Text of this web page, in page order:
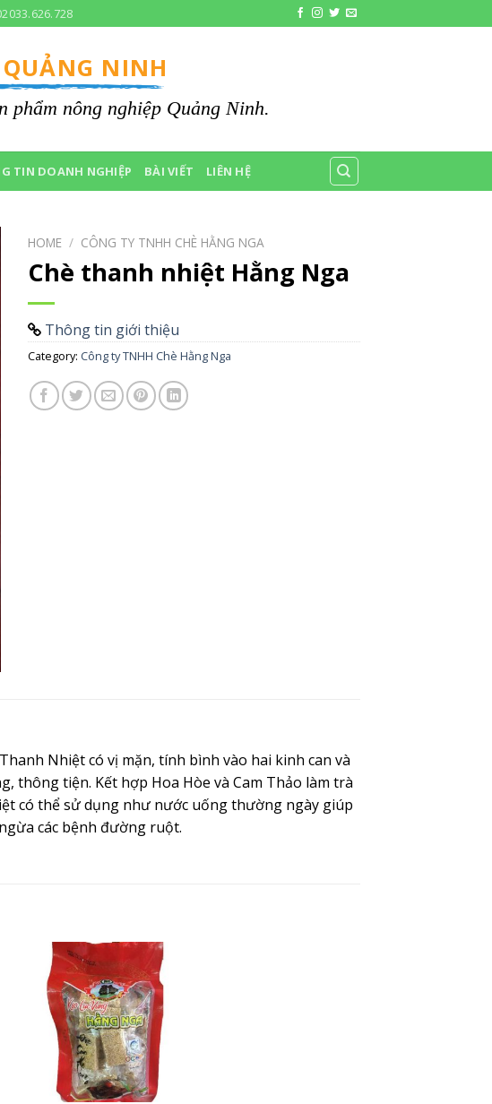
QUẢNG NINH
nông nghiệp Quảng Ninh.
TIN DOANH NGHIỆP BÀI VIẾT LIÊN HỆ
HOME / CÔNG TY TNHH CHÈ HẰNG NGA
Chè thanh nhiệt Hằng Nga
Thông tin giới thiệu
Category: Công ty TNHH Chè Hằng Nga
Nhiệt có vị mặn, tính bình vào hai kinh can và
thông tiện. Kết hợp Hoa Hòe và Cam Thảo làm trà
có thể sử dụng như nước uống thường ngày giúp
các bệnh đường ruột.